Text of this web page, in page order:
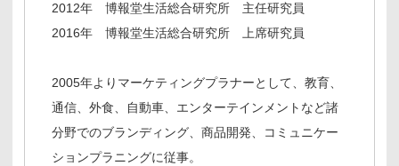
2012年 博報堂生活総合研究所 主任研究員
2016年 博報堂生活総合研究所 上席研究員
2005年よりマーケティングプラナーとして、教育、
通信、外食、自動車、エンターテインメントなど諸
分野でのブランディング、商品開発、コミュニケー
ションプラニングに従事。